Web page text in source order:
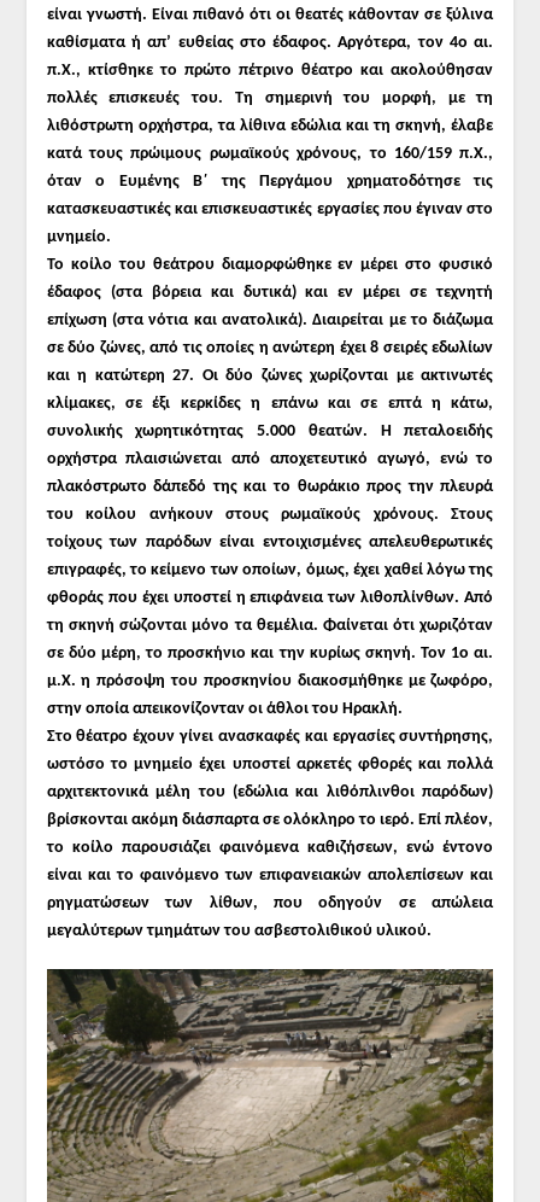
είναι γνωστή. Είναι πιθανό ότι οι θεατές κάθονταν σε ξύλινα
καθίσματα ή απ’ ευθείας στο έδαφος. Αργότερα, τον 4ο αι.
π.Χ., κτίσθηκε το πρώτο πέτρινο θέατρο και ακολούθησαν
πολλές επισκευές του. Τη σημερινή του μορφή, με τη
λιθόστρωτη ορχήστρα, τα λίθινα εδώλια και τη σκηνή, έλαβε
κατά τους πρώιμους ρωμαϊκούς χρόνους, το 160/159 π.Χ.,
όταν ο Ευμένης Β΄ της Περγάμου χρηματοδότησε τις
κατασκευαστικές και επισκευαστικές εργασίες που έγιναν στο
μνημείο.
Το κοίλο του θεάτρου διαμορφώθηκε εν μέρει στο φυσικό
έδαφος (στα βόρεια και δυτικά) και εν μέρει σε τεχνητή
επίχωση (στα νότια και ανατολικά). Διαιρείται με το διάζωμα
σε δύο ζώνες, από τις οποίες η ανώτερη έχει 8 σειρές εδωλίων
και η κατώτερη 27. Οι δύο ζώνες χωρίζονται με ακτινωτές
κλίμακες, σε έξι κερκίδες η επάνω και σε επτά η κάτω,
συνολικής χωρητικότητας 5.000 θεατών. Η πεταλοειδής
ορχήστρα πλαισιώνεται από αποχετευτικό αγωγό, ενώ το
πλακόστρωτο δάπεδό της και το θωράκιο προς την πλευρά
του κοίλου ανήκουν στους ρωμαϊκούς χρόνους. Στους
τοίχους των παρόδων είναι εντοιχισμένες απελευθερωτικές
επιγραφές, το κείμενο των οποίων, όμως, έχει χαθεί λόγω της
φθοράς που έχει υποστεί η επιφάνεια των λιθοπλίνθων. Από
τη σκηνή σώζονται μόνο τα θεμέλια. Φαίνεται ότι χωριζόταν
σε δύο μέρη, το προσκήνιο και την κυρίως σκηνή. Τον 1ο αι.
μ.Χ. η πρόσοψη του προσκηνίου διακοσμήθηκε με ζωφόρο,
στην οποία απεικονίζονταν οι άθλοι του Ηρακλή.
Στο θέατρο έχουν γίνει ανασκαφές και εργασίες συντήρησης,
ωστόσο το μνημείο έχει υποστεί αρκετές φθορές και πολλά
αρχιτεκτονικά μέλη του (εδώλια και λιθόπλινθοι παρόδων)
βρίσκονται ακόμη διάσπαρτα σε ολόκληρο το ιερό. Επί πλέον,
το κοίλο παρουσιάζει φαινόμενα καθιζήσεων, ενώ έντονο
είναι και το φαινόμενο των επιφανειακών απολεπίσεων και
ρηγματώσεων των λίθων, που οδηγούν σε απώλεια
μεγαλύτερων τμημάτων του ασβεστολιθικού υλικού.